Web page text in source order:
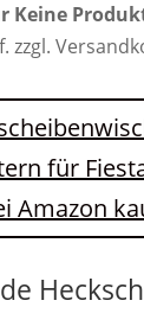
Keine
zzgl.
für
Amazon